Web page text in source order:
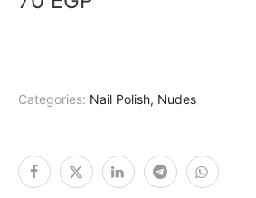
Categories: Nail Polish, Nudes